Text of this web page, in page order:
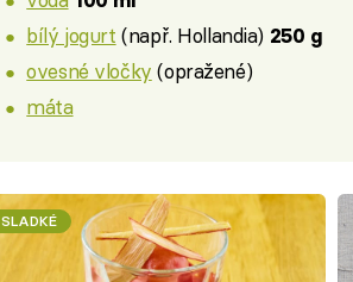
bílý jogurt (např. Hollandia) 250 g
ovesné vločky (opražené)
máta
SLADKÉ